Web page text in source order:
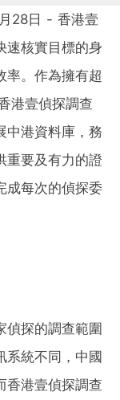
28日 - 香港壹
速核實目標的身
率。作為擁有超
港壹偵探調查
中港資料庫，務
重要及有力的證
成每次的偵探委
偵探的調查範圍
系統不同，中國
香港壹偵探調查